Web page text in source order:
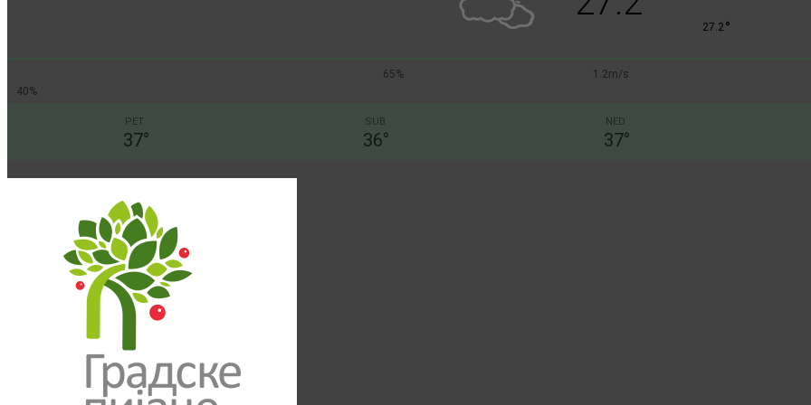
27.2 °
65%
1.2m/s
40%
PET
37°
SUB
36°
NED
37°